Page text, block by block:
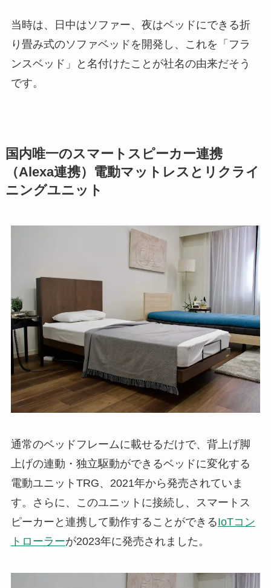
当時は、日中はソファー、夜はベッドにできる折
り畳み式のソファベッドを開発し、これを「フラ
ンスベッド」と名付けたことが社名の由来だそう
です。
国内唯一のスマートスピーカー連携
（Alexa連携）電動マットレスとリクライ
ニングユニット
通常のベッドフレームに載せるだけで、背上げ脚
上げの連動・独立駆動ができるベッドに変化する
電動ユニットTRG、2021年から発売されていま
す。さらに、このユニットに接続し、スマートス
ピーカーと連携して動作することができるIoTコン
トローラーが2023年に発売されました。